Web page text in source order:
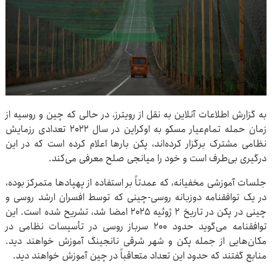
به گزارش اطلاعات آنلاین به نقل از رویترز، در حالی که چین و روسیه از
زمان حمله تمام‌عیار مسکو به اوکراین در سال ۲۰۲۲ تعدادی رزمایش
نظامی مشترک برگزار کرده‌اند، پکن بارها اعلام کرده است که در این
درگیری بی‌طرف است و خود را میانجی صلح معرفی می‌کند.
جلسات آموزشی مخفیانه، که عمدتاً بر استفاده از پهپادها متمرکز بوده،
در یک توافقنامه دوزبانه روسی-چینی که توسط افسران ارشد روسی و
چینی در پکن در تاریخ ۲ ژوئیه ۲۰۲۵ امضا شد، تشریح شده است. این
توافقنامه می‌گوید حدود ۲۰۰ سرباز روسی در تأسیسات نظامی در
مکان‌هایی از جمله پکن و شهر شرقی نانجینگ آموزش خواهند دید.
منابع گفتند که حدود این تعداد متعاقباً در چین آموزش خواهند دید.